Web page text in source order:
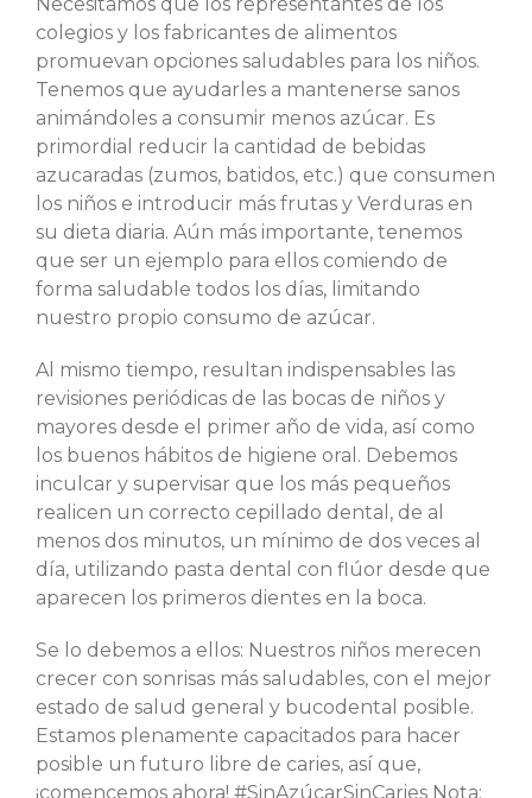
colegios y los fabricantes de alimentos
promuevan opciones saludables para los niños.
Tenemos que ayudarles a mantenerse sanos
animándoles a consumir menos azúcar. Es
primordial reducir la cantidad de bebidas
azucaradas (zumos, batidos, etc.) que consumen
los niños e introducir más frutas y Verduras en
su dieta diaria. Aún más importante, tenemos
que ser un ejemplo para ellos comiendo de
forma saludable todos los días, limitando
nuestro propio consumo de azúcar.
Al mismo tiempo, resultan indispensables las
revisiones periódicas de las bocas de niños y
mayores desde el primer año de vida, así como
los buenos hábitos de higiene oral. Debemos
inculcar y supervisar que los más pequeños
realicen un correcto cepillado dental, de al
menos dos minutos, un mínimo de dos veces al
día, utilizando pasta dental con flúor desde que
aparecen los primeros dientes en la boca.
Se lo debemos a ellos: Nuestros niños merecen
crecer con sonrisas más saludables, con el mejor
estado de salud general y bucodental posible.
Estamos plenamente capacitados para hacer
posible un futuro libre de caries, así que,
¡comencemos ahora! #SinAzúcarSinCaries Nota: